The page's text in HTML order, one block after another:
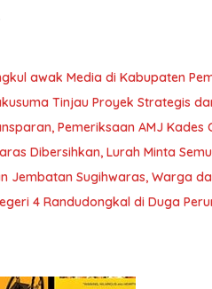
awak Media di Kabupaten
Tinjau Proyek Strategis
Pemeriksaan AMJ Kades
Dibersihkan, Lurah Minta
Jembatan Sugihwaras, Warga
4 Randudongkal di Duga